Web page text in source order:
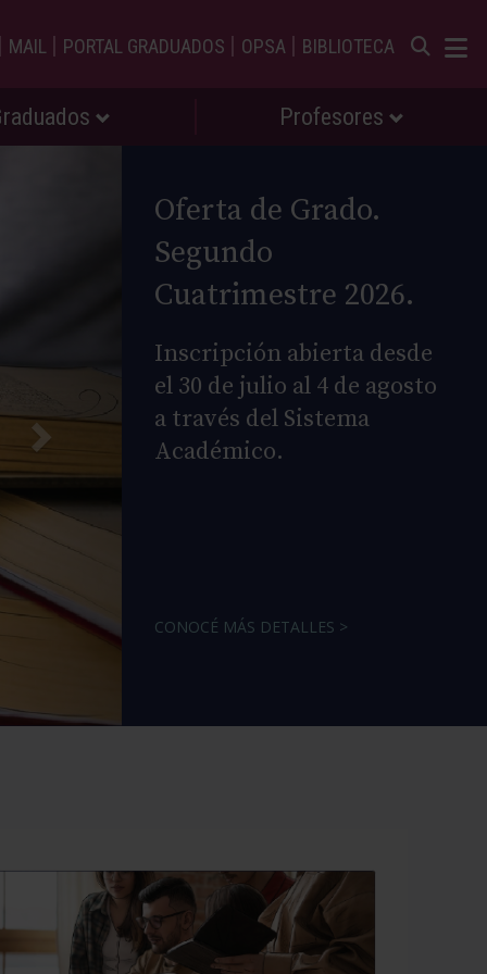
| MAIL | PORTAL GRADUADOS | OPSA | BIBLIOTECA
Profesores
Oferta de Grado.
Segundo
Cuatrimestre 2026.
Inscripción abierta desde
el 30 de julio al 4 de agosto
a través del Sistema
Académico.
CONOCÉ MÁS DETALLES >